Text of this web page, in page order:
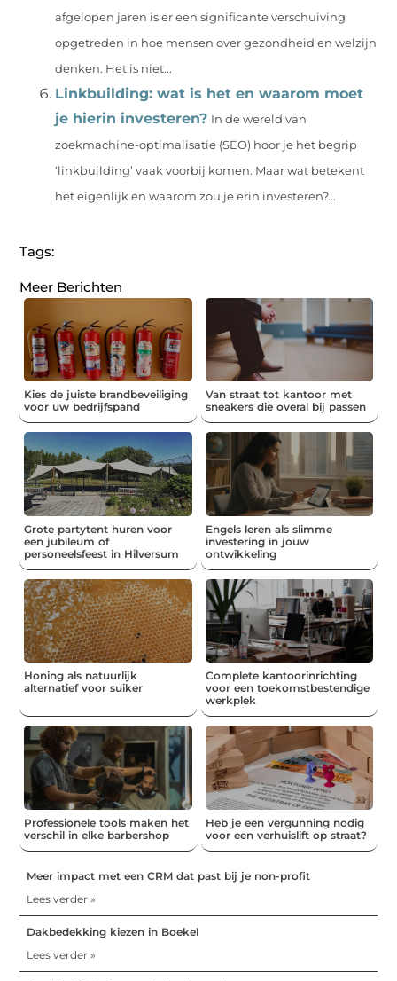
afgelopen jaren is er een significante verschuiving
opgetreden in hoe mensen over gezondheid en welzijn
denken. Het is niet...
Linkbuilding: wat is het en waarom moet
je hierin investeren? In de wereld van
zoekmachine-optimalisatie (SEO) hoor je het begrip
‘linkbuilding’ vaak voorbij komen. Maar wat betekent
het eigenlijk en waarom zou je erin investeren?...
Tags:
Meer Berichten
Kies de juiste brandbeveiliging
voor uw bedrijfspand
Van straat tot kantoor met
sneakers die overal bij passen
Grote partytent huren voor
een jubileum of
personeelsfeest in Hilversum
Engels leren als slimme
investering in jouw
ontwikkeling
Honing als natuurlijk
alternatief voor suiker
Complete kantoorinrichting
voor een toekomstbestendige
werkplek
Professionele tools maken het
verschil in elke barbershop
Heb je een vergunning nodig
voor een verhuislift op straat?
Meer impact met een CRM dat past bij je non-profit
Lees verder »
Dakbedekking kiezen in Boekel
Lees verder »